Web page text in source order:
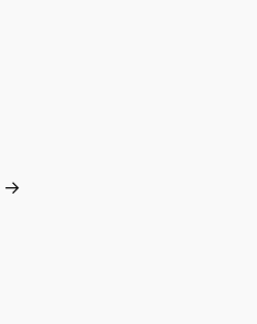
→